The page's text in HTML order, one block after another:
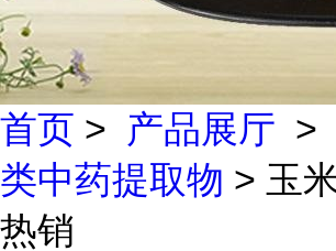
首页 > 产品展厅 >
类中药提取物 > 玉
热销